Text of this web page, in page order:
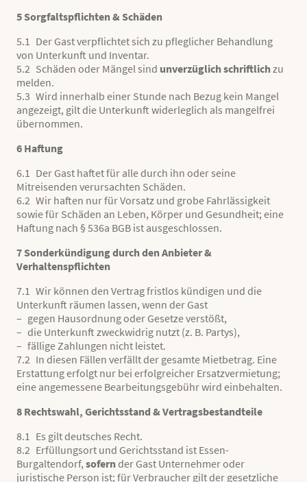
5 Sorgfaltspflichten & Schäden
5.1 Der Gast verpflichtet sich zu pfleglicher Behandlung
von Unterkunft und Inventar.
5.2 Schäden oder Mängel sind unverzüglich schriftlichzu
melden.
5.3 Wird innerhalb einer Stunde nach Bezug kein Mangel
angezeigt, gilt die Unterkunft widerleglich als mangelfrei
übernommen.
6 Haftung
6.1 Der Gast haftet für alle durch ihn oder seine
Mitreisenden verursachten Schäden.
6.2 Wir haften nur für Vorsatz und grobe Fahrlässigkeit
sowie für Schäden an Leben, Körper und Gesundheit; eine
Haftung nach § 536a BGB ist ausgeschlossen.
7 Sonderkündigung durch den Anbieter &
Verhaltenspflichten
7.1 Wir können den Vertrag fristlos kündigen und die
Unterkunft räumen lassen, wenn der Gast
– gegen Hausordnung oder Gesetze verstößt,
– die Unterkunft zweckwidrig nutzt (z. B. Partys),
– fällige Zahlungen nicht leistet.
7.2 In diesen Fällen verfällt der gesamte Mietbetrag. Eine
Erstattung erfolgt nur bei erfolgreicher Ersatzvermietung;
eine angemessene Bearbeitungsgebührwird einbehalten.
8 Rechtswahl, Gerichtsstand & Vertragsbestandteile
8.1 Es gilt deutsches Recht.
8.2 Erfüllungsort und Gerichtsstand ist Essen-
Burgaltendorf, sofernder Gast Unternehmer oder
juristische Person ist; für Verbraucher gilt der gesetzliche